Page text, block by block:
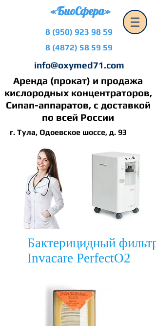
«БиоСфера»
8 (950) 923 98 59
8 (4872) 58 59 59
info@oxymed71.com
Аренда (прокат) и продажа
кислородных концентраторов,
Сипап-аппаратов, с доставкой
по всей России
г. Тула, Одоевское шоссе, д. 93
Бактерицидный фильтр
Invacare PerfectO2